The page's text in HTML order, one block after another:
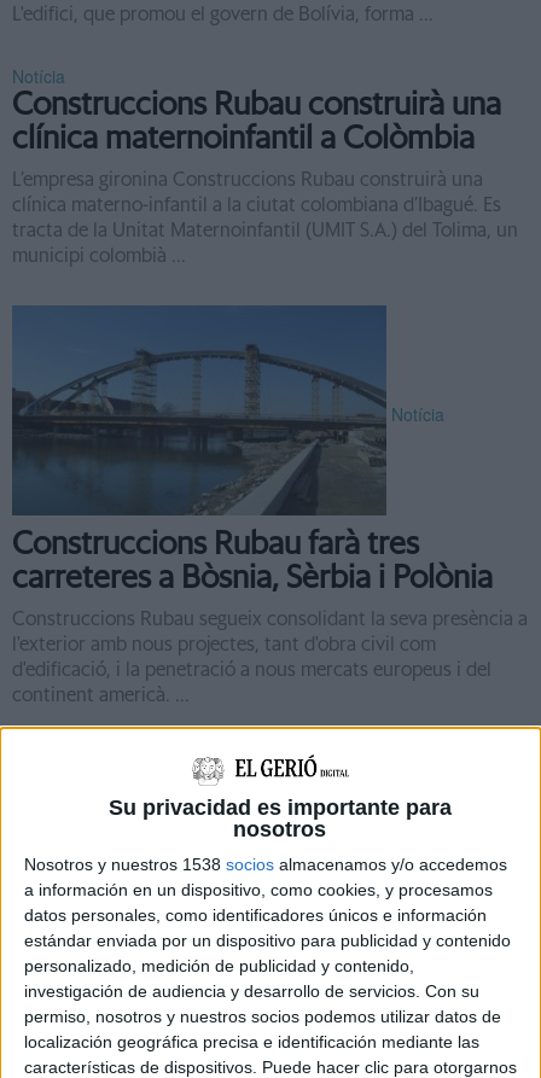
Su privacidad es importante para
nosotros
Nosotros y nuestros 1538 socios almacenamos y/o accedemos
a información en un dispositivo, como cookies, y procesamos
datos personales, como identificadores únicos e información
estándar enviada por un dispositivo para publicidad y contenido
personalizado, medición de publicidad y contenido,
investigación de audiencia y desarrollo de servicios. Con su
permiso, nosotros y nuestros socios podemos utilizar datos de
localización geográfica precisa e identificación mediante las
características de dispositivos. Puede hacer clic para otorgarnos
L'edifici, que promou el govern de Bolívia, forma ...
Notícia
Construccions Rubau construirà una
clínica maternoinfantil a Colòmbia
L’empresa gironina Construccions Rubau construirà una
clínica materno-infantil a la ciutat colombiana d’Ibagué. Es
tracta de la Unitat Maternoinfantil (UMIT S.A.) del Tolima, un
municipi colombià ...
Notícia
Construccions Rubau farà tres
carreteres a Bòsnia, Sèrbia i Polònia
Construccions Rubau segueix consolidant la seva presència a
l'exterior amb nous projectes, tant d'obra civil com
d'edificació, i la penetració a nous mercats europeus i del
continent americà. ...
Notícia
La gironina Construccions Rubau farà
una autopista a Mèxic per 85 milions